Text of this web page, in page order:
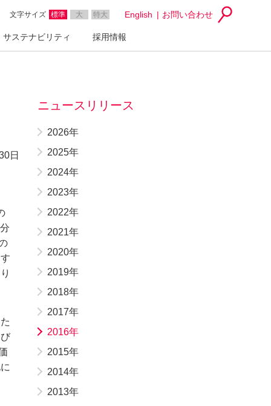
文字サイズ 標準 大 特大 English お問い合わせ
サステナビリティ 採用情報
日
ニュースリリース
2026年
2025年
2024年
2023年
2022年
2021年
2020年
2019年
2018年
2017年
2016年
2015年
2014年
2013年